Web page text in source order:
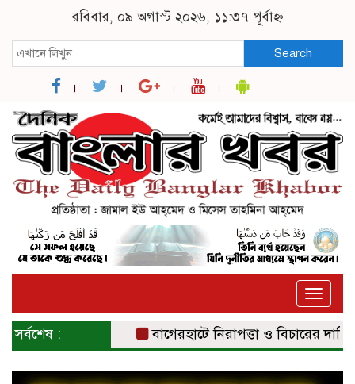
রবিবার, ০৯ অগাস্ট ২০২৬, ১১:৩৭ পূর্বাহ্ন
Search
Toggle
সর্বশেষ : বাগেরহাটে নিরাপত্তা ও বিচারের দাবিতে